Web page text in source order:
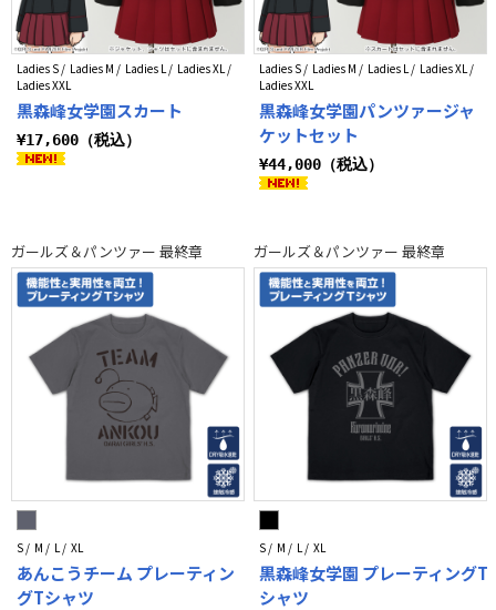
Ladies S / Ladies M / Ladies L / Ladies XL /
Ladies XXL
黒森峰女学園スカート
¥17,600（税込）
Ladies S / Ladies M / Ladies L / Ladies XL /
Ladies XXL
黒森峰女学園パンツァージャ
ケットセット
¥44,000（税込）
ガールズ＆パンツァー 最終章
S / M / L / XL
あんこうチーム プレーティン
グTシャツ
ガールズ＆パンツァー 最終章
S / M / L / XL
黒森峰女学園 プレーティングT
シャツ